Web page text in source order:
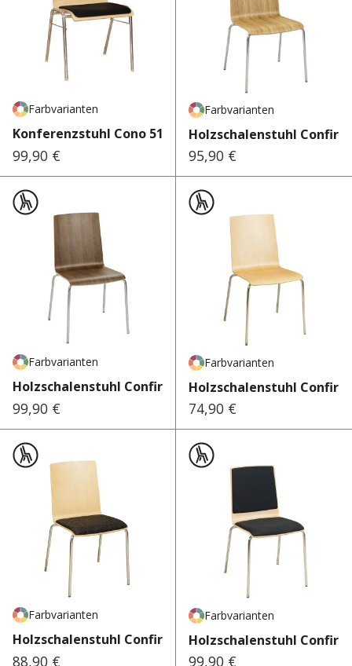
Farbvarianten
Konferenzstuhl Cono 510
Regulärer Preis:
99,90 €
Farbvarianten
Holzschalenstuhl Confira
Regulärer Preis:
95,90 €
Farbvarianten
Holzschalenstuhl Confira Wa...
Regulärer Preis:
99,90 €
Farbvarianten
Holzschalenstuhl Confira
Regulärer Preis:
74,90 €
Farbvarianten
Holzschalenstuhl Confira 10
88,90 €
Farbvarianten
Holzschalenstuhl Confira
99,90 €